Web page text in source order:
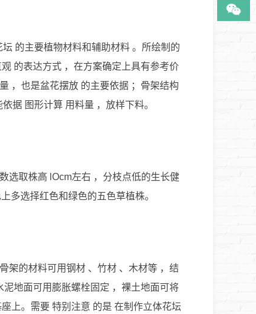
的主要植物材料和辅助材料 。所绘制的
的表达方式 ，在方案确定上具有参考价
，也是盆花摆放 的主要依据 ；骨架结构
据 图形计算 用料量 ，放样下料。
选取株高 lOcm左右 ，分枝点低的生长健
多选择红色和绿色的五色草植株。
架的材料可用钢材 、竹材 、木材等 ，结
地面可用膨胀螺栓固定 ，裸土地面可将
上。需要 特别注意 的是 在制作立体花坛